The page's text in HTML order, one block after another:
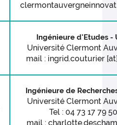
Ingénieure d'Etudes -
Université Clermont
mail : ingrid.couturier
Ingénieure de
Université Clermont
Tel : 04 73 17 79 50
mail :